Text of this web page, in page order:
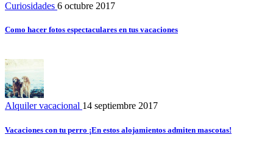
Curiosidades 6 octubre 2017
Como hacer fotos espectaculares en tus vacaciones
Alquiler vacacional 14 septiembre 2017
Vacaciones con tu perro ¡En estos alojamientos admiten mascotas!